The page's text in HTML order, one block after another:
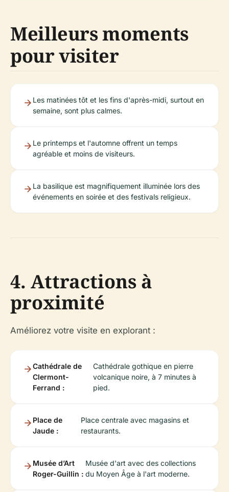
Meilleurs moments
pour visiter
Les matinées tôt et les fins d'après-midi, surtout en
semaine, sont plus calmes.
Le printemps et l'automne offrent un temps
agréable et moins de visiteurs.
La basilique est magnifiquement illuminée lors des
événements en soirée et des festivals religieux.
4. Attractions à
proximité
Améliorez votre visite en explorant :
Cathédrale de
Clermont-
Ferrand :
Cathédrale gothique en pierre
volcanique noire, à 7 minutes à
pied.
Place de
Jaude :
Place centrale avec magasins et
restaurants.
Musée d’Art
Roger-Guillin :
Musée d'art avec des collections
du Moyen Âge à l'art moderne.